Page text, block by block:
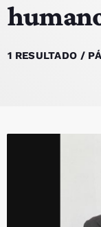
NOTÍCIAS
EQUIPA
1 RESULTADO /